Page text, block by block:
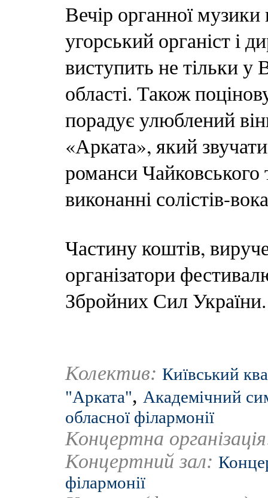
Вечір органної
угорський органіст і
виступить не тільки у
області. Також
порадує улюблений
«Арката», який
романси Чайковського
виконанні солістів-
Частину коштів,
організатори
Збройних Сил України.
Колектив: Київський
"Арката", Академічний
обласної філармонії
Концертна
Концертний зал:
філармонії